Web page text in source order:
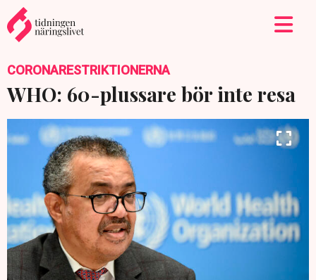
CORONARESTRIKTIONERNA
WHO: 60-plussare bör inte resa